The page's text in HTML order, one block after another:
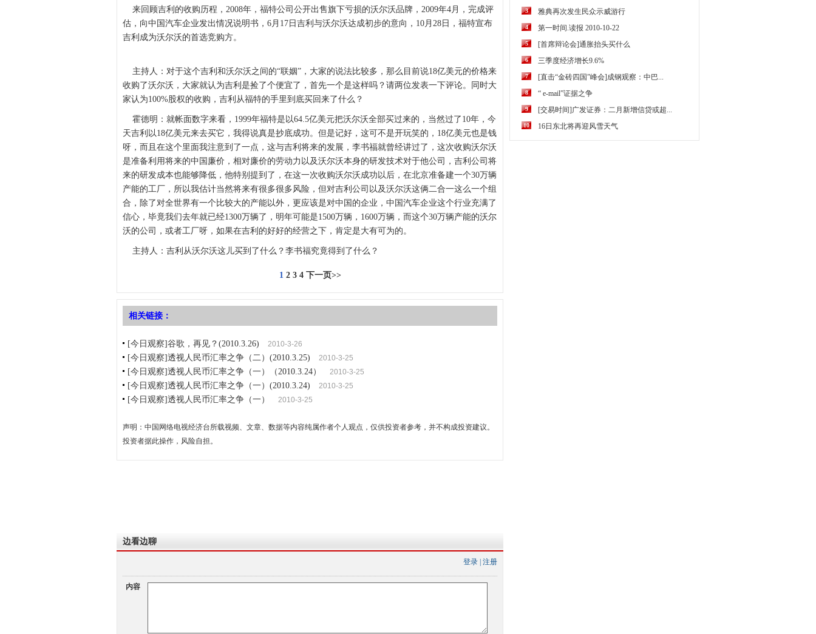
来回顾吉利的收购历程，2008年，福特公司公开出售旗下亏损的沃尔沃品牌，2009年4月，完成评
估，向中国汽车企业发出情况说明书，6月17日吉利与沃尔沃达成初步的意向，10月28日，福特宣布
吉利成为沃尔沃的首选竞购方。
主持人：对于这个吉利和沃尔沃之间的“联姻”，大家的说法比较多，那么目前说18亿美元的价格来
收购了沃尔沃，大家就认为吉利是捡了个便宜了，首先一个是这样吗？请两位发表一下评论。同时大
家认为100%股权的收购，吉利从福特的手里到底买回来了什么？
霍德明：就帐面数字来看，1999年福特是以64.5亿美元把沃尔沃全部买过来的，当然过了10年，今
天吉利以18亿美元来去买它，我得说真是抄底成功。但是记好，这可不是开玩笑的，18亿美元也是钱
呀，而且在这个里面我注意到了一点，这与吉利将来的发展，李书福就曾经讲过了，这次收购沃尔沃
是准备利用将来的中国廉价，相对廉价的劳动力以及沃尔沃本身的研发技术对于他公司，吉利公司将
来的研发成本也能够降低，他特别提到了，在这一次收购沃尔沃成功以后，在北京准备建一个30万辆
产能的工厂，所以我估计当然将来有很多很多风险，但对吉利公司以及沃尔沃这俩二合一这么一个组
合，除了对全世界有一个比较大的产能以外，更应该是对中国的企业，中国汽车企业这个行业充满了
信心，毕竟我们去年就已经1300万辆了，明年可能是1500万辆，1600万辆，而这个30万辆产能的沃尔
沃的公司，或者工厂呀，如果在吉利的好好的经营之下，肯定是大有可为的。
主持人：吉利从沃尔沃这儿买到了什么？李书福究竟得到了什么？
1 2 3 4 下一页>>
相关链接：
[今日观察]谷歌，再见？(2010.3.26) 2010-3-26
[今日观察]透视人民币汇率之争（二）(2010.3.25) 2010-3-25
[今日观察]透视人民币汇率之争（一）（2010.3.24） 2010-3-25
[今日观察]透视人民币汇率之争（一）(2010.3.24) 2010-3-25
[今日观察]透视人民币汇率之争（一） 2010-3-25
声明：中国网络电视经济台所载视频、文章、数据等内容纯属作者个人观点，仅供投资者参考，并不构成投资建议。
投资者据此操作，风险自担。
边看边聊
登录 注册
内容
3 雅典再次发生民众示威游行
4 第一时间.读报 2010-10-22
5 [首席辩论会]通胀抬头买什么
6 三季度经济增长9.6%
7 [直击“金砖四国”峰会]成钢观察：中巴...
8 “ e-mail”证据之争
9 [交易时间]广发证券：二月新增信贷或超...
10 16日东北将再迎风雪天气